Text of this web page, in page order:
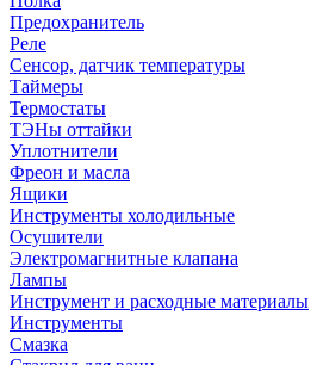
Предохранитель
Реле
Сенсор, датчик температуры
Таймеры
Термостаты
ТЭНы оттайки
Уплотнители
Фреон и масла
Ящики
Инструменты холодильные
Осушители
Электромагнитные клапана
Лампы
Инструмент и расходные материалы
Инструменты
Смазка